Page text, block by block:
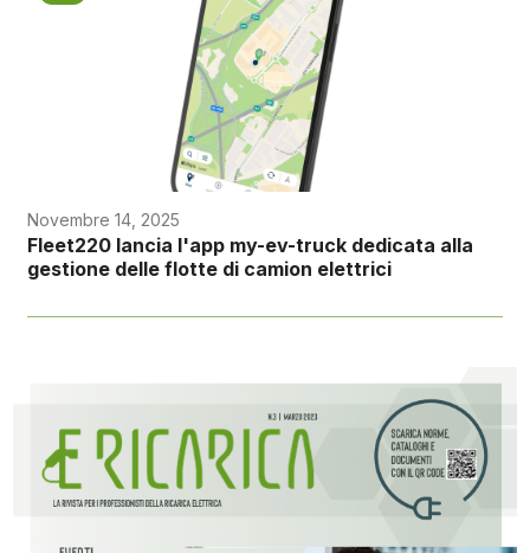
Novembre 14, 2025
Fleet220 lancia l'app my-ev-truck dedicata alla
gestione delle flotte di camion elettrici